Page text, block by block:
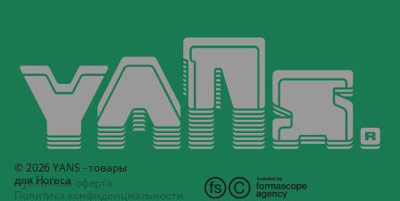
© 2026 YANS - товары
для Horeca
Публичная оферта
Политика конфиденциальности